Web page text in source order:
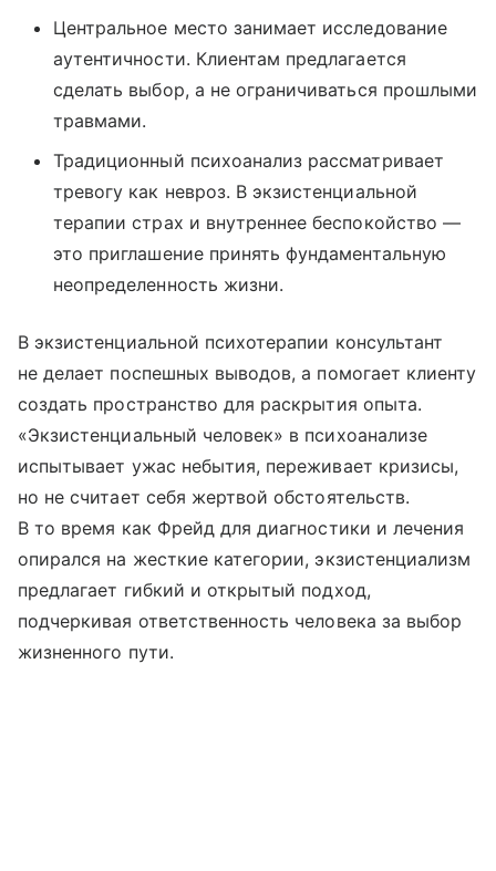
Центральное место занимает исследование
аутентичности. Клиентам предлагается
сделать выбор, а не ограничиваться прошлыми
травмами.
Традиционный психоанализ рассматривает
тревогу как невроз. В экзистенциальной
терапии страх и внутреннее беспокойство —
это приглашение принять фундаментальную
неопределенность жизни.
В экзистенциальной психотерапии консультант
не делает поспешных выводов, а помогает клиенту
создать пространство для раскрытия опыта.
«Экзистенциальный человек» в психоанализе
испытывает ужас небытия, переживает кризисы,
но не считает себя жертвой обстоятельств.
В то время как Фрейд для диагностики и лечения
опирался на жесткие категории, экзистенциализм
предлагает гибкий и открытый подход,
подчеркивая ответственность человека за выбор
жизненного пути.